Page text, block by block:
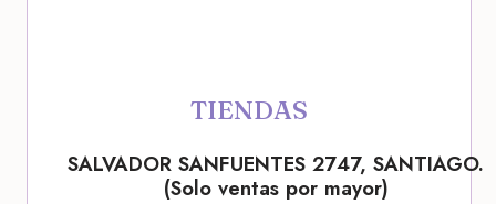
TIENDAS
SALVADOR SANFUENTES 2747, SANTIAGO.
(Solo ventas por mayor)